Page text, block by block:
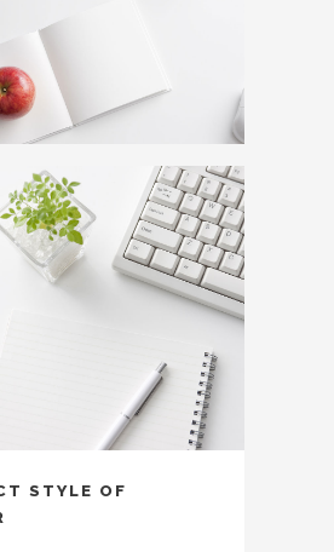
STYLE OF